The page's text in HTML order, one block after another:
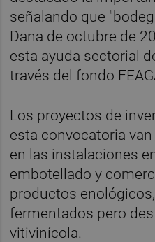
señalando que
Dana de octubre de
esta ayuda sectorial
través del fondo
Los proyectos de
esta convocatoria
en las instalaciones
embotellado y
productos
fermentados pero
vitivinícola.